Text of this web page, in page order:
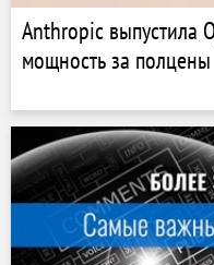
Anthropic выпустила
мощность за полцены